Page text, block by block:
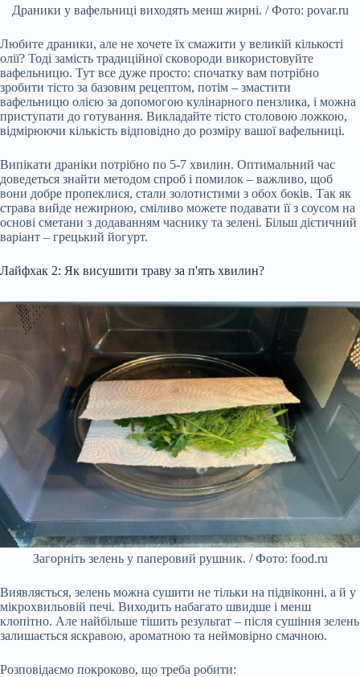
Драники у вафельниці виходять менш жирні. / Фото: povar.ru
Любите драники, але не хочете їх смажити у великій кількості
олії? Тоді замість традиційної сковороди використовуйте
вафельницю. Тут все дуже просто: спочатку вам потрібно
зробити тісто за базовим рецептом, потім – змастити
вафельницю олією за допомогою кулінарного пензлика, і можна
приступати до готування. Викладайте тісто столовою ложкою,
відмірюючи кількість відповідно до розміру вашої вафельниці.
Випікати драніки потрібно по 5-7 хвилин. Оптимальний час
доведеться знайти методом спроб і помилок – важливо, щоб
вони добре пропеклися, стали золотистими з обох боків. Так як
страва вийде нежирною, сміливо можете подавати її з соусом на
основі сметани з додаванням часнику та зелені. Більш дієтичний
варіант – грецький йогурт.
Лайфхак 2: Як висушити траву за п'ять хвилин?
Загорніть зелень у паперовий рушник. / Фото: food.ru
Виявляється, зелень можна сушити не тільки на підвіконні, а й у
мікрохвильовій печі. Виходить набагато швидше і менш
клопітно. Але найбільше тішить результат – після сушіння зелень
залишається яскравою, ароматною та неймовірно смачною.
Розповідаємо покроково, що треба робити: